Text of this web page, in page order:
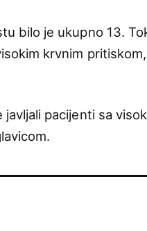
bilo je ukupno 13.
krvnim
pacijenti sa